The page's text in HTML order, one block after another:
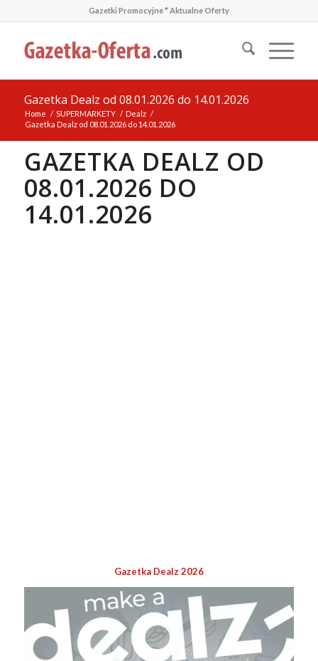
Gazetki Promocyjne * Aktualne Oferty
Gazetka Dealz od 08.01.2026 do 14.01.2026
Home / SUPERMARKETY / Dealz /
Gazetka Dealz od 08.01.2026 do 14.01.2026
GAZETKA DEALZ OD
08.01.2026 DO
14.01.2026
Gazetka Dealz 2026